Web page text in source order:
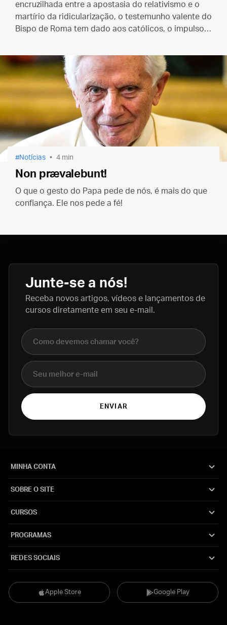
encruzilhada entre a apostasia do relativismo e o
martírio da ridicularização, o testemunho valente do
Bispo de Roma tem dado aos católicos, o impulso
Notícias 4 min
Non prævalebunt!
O que o gesto do Papa pede de nós, é mais do que
confiança. Ele nos pede a fé!
Junte-se a nós!
Receba novos artigos, vídeos e lançamentos de
cursos diretamente em seu e-mail.
Nome completo
E-mail
ENVIAR
Apple Store Google Play
MINHA CONTA
SOBRE O SITE
CURSOS
PROGRAMAS
REDES SOCIAIS